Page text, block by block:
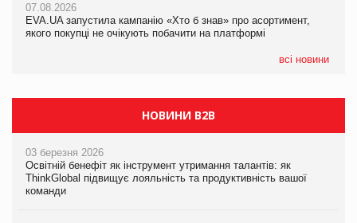
07.08.2026
EVA.UA запустила кампанію «Хто б знав» про асортимент,
якого покупці не очікують побачити на платформі
всі новини
07.08.2026
EVA.UA запустила кампанію «Хто б знав» про асортимент,
якого покупці не очікують побачити на платформі
НОВИНИ B2B
03 березня 2026
Освітній бенефіт як інструмент утримання талантів: як
ThinkGlobal підвищує лояльність та продуктивність вашої
команди